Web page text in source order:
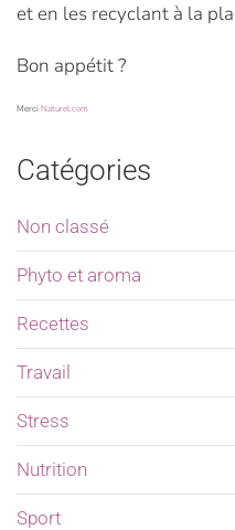
et en les recyclant à la
Bon appétit ?
MerciNaturel.com
Catégories
Non classé
Phyto et aroma
Recettes
Travail
Stress
Nutrition
Sport